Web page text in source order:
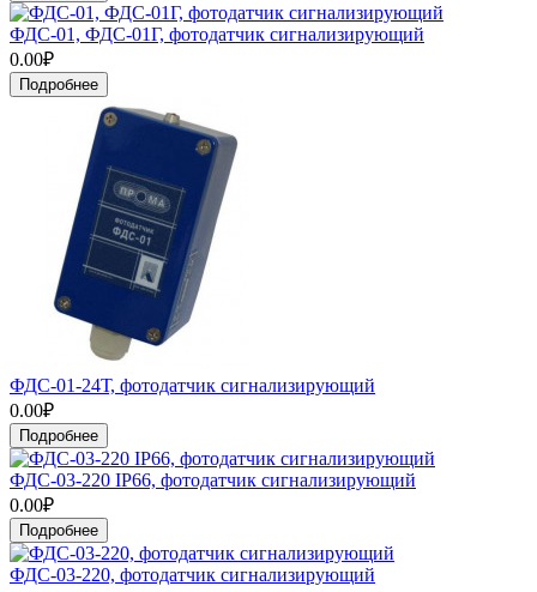
ФДС-01, ФДС-01Г, фотодатчик сигнализирующий
0.00₽
Подробнее
ФДС-01-24Т, фотодатчик сигнализирующий
0.00₽
Подробнее
ФДС-03-220 IP66, фотодатчик сигнализирующий
0.00₽
Подробнее
ФДС-03-220, фотодатчик сигнализирующий